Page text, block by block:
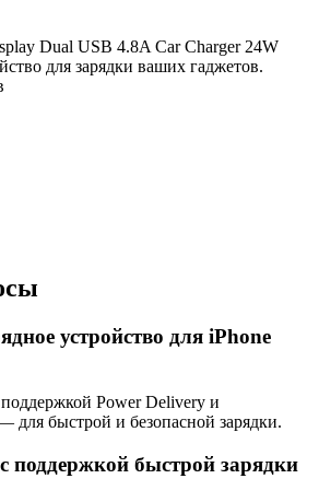
Dual USB 4.8A Car Charger 24W
для зарядки ваших гаджетов.
устройство для iPhone
Power Delivery и
быстрой и безопасной зарядки.
поддержкой быстрой зарядки